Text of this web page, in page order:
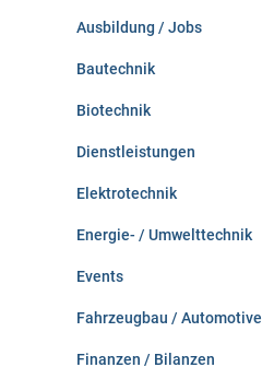
Ausbildung / Jobs
Bautechnik
Biotechnik
Dienstleistungen
Elektrotechnik
Energie- / Umwelttechnik
Events
Fahrzeugbau / Automotive
Finanzen / Bilanzen